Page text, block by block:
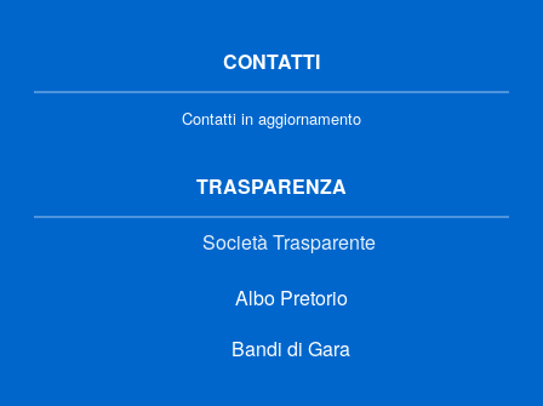
CONTATTI
Contatti in aggiornamento
TRASPARENZA
Società Trasparente
Albo Pretorio
Bandi di Gara